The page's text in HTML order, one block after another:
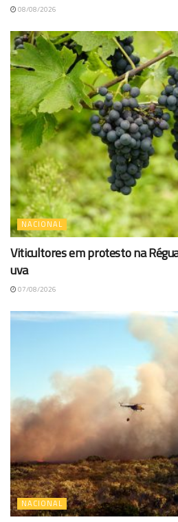
08/08/2026
NACIONAL
Viticultores em protesto na
uva
07/08/2026
NACIONAL